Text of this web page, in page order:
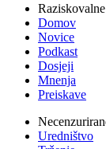
Domov
Novice
Podkast
Dosjeji
Mnenja
Preiskave
Uredništvo